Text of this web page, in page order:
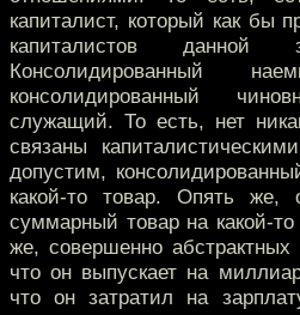
капиталист, который как бы
капиталистов данной
Консолидированный
консолидированный
служащий. То есть, нет
связаны
допустим,
какой-то товар. Опять же,
суммарный товар на какой-
же, совершенно абстрактных
что он выпускает на
что он затратил на